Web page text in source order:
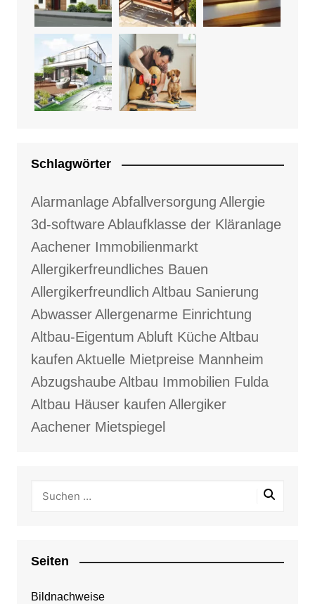
Schlagwörter
AlarmanlageAbfallversorgung Allergie
3d-softwareAblaufklasse der Kläranlage
Aachener Immobilienmarkt
Allergikerfreundliches Bauen
Allergikerfreundlich Altbau Sanierung
AbwasserAllergenarme Einrichtung
Altbau-Eigentum Abluft KücheAltbau
kaufen Aktuelle Mietpreise Mannheim
AbzugshaubeAltbau Immobilien Fulda
Altbau Häuser kaufen Allergiker
Aachener Mietspiegel
Seiten
Bildnachweise